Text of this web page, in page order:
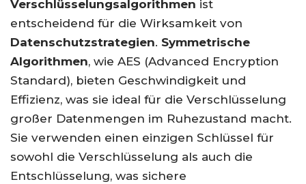
Verschlüsselungsalgorithmen ist
entscheidend für die Wirksamkeit von
Datenschutzstrategien. Symmetrische
Algorithmen, wie AES (Advanced Encryption
Standard), bieten Geschwindigkeit und
Effizienz, was sie ideal für die Verschlüsselung
großer Datenmengen im Ruhezustand macht.
Sie verwenden einen einzigen Schlüssel für
sowohl die Verschlüsselung als auch die
Entschlüsselung, was sichere